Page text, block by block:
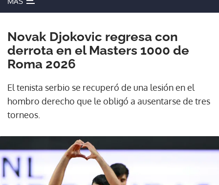
Novak Djokovic regresa con
derrota en el Masters 1000 de
Roma 2026
El tenista serbio se recuperó de una lesión en el
hombro derecho que le obligó a ausentarse de tres
torneos.